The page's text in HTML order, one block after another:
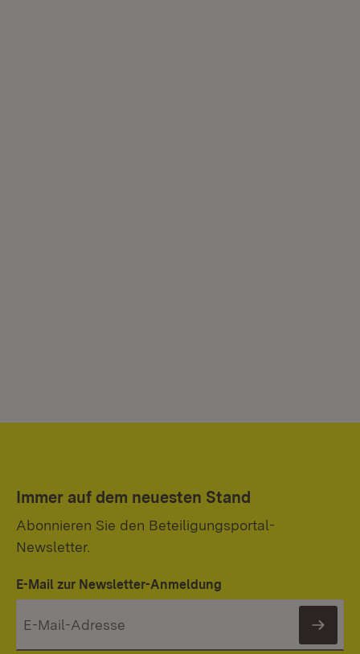
Immer auf dem neuesten Stand
Abonnieren Sie den Beteiligungsportal-
Newsletter.
E-Mail zur Newsletter-Anmeldung